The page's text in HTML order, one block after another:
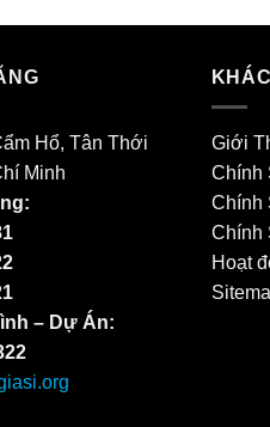
Hổ, Tân Thới
Minh
– Dự Án:
Giới
Chính
Chính
Chính
Hoạt